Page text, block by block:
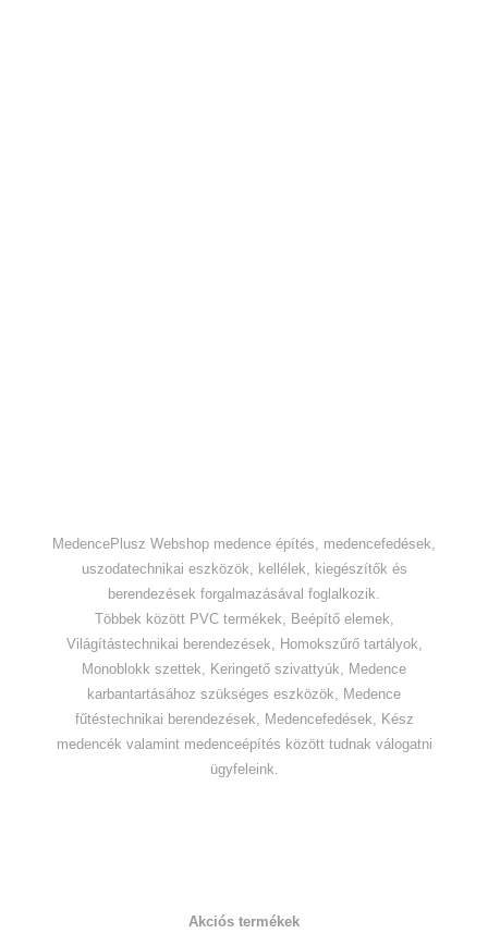
MedencePlusz Webshop medence építés, medencefedések,
uszodatechnikai eszközök, kellélek, kiegészítők és
berendezések forgalmazásával foglalkozik.
Többek között PVC termékek, Beépítő elemek,
Világítástechnikai berendezések, Homokszűrő tartályok,
Monoblokk szettek, Keringető szivattyúk, Medence
karbantartásához szükséges eszközök, Medence
fűtéstechnikai berendezések, Medencefedések, Kész
medencék valamint medenceépítés között tudnak válogatni
ügyfeleink.
Akciós termékek